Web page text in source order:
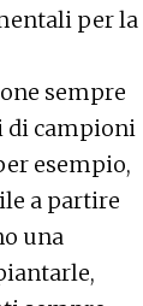
per la
sempre
di campioni
esempio,
a partire
una